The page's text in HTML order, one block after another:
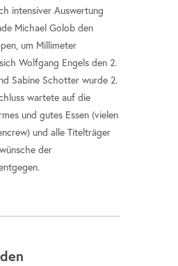
intensiver Auswertung
Michael Golob den
um Millimeter
Wolfgang Engels den 2.
Sabine Schotter wurde 2.
wartete auf die
und gutes Essen (vielen
und alle Titelträger
der